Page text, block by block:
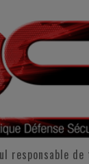
responsable